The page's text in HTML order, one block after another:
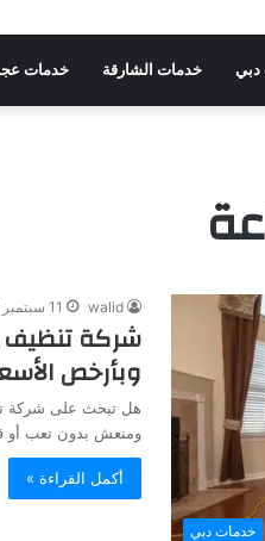
دبي خدمات الشارقة خدمات
خدمات دبي
walid 11 سبتمبر 2025
شركة تنظيف
وبأرخص الأسعار
هل تبحث على شركة
ومنعش بدون تعب أو
أكمل القراءة »